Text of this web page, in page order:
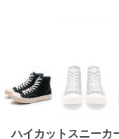
ハイカットスニーカ